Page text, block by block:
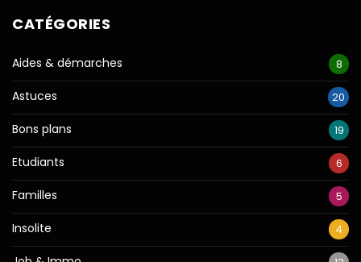
CATÉGORIES
Aides & démarches 8
Astuces 20
Bons plans 19
Etudiants 6
Familles 5
Insolite 4